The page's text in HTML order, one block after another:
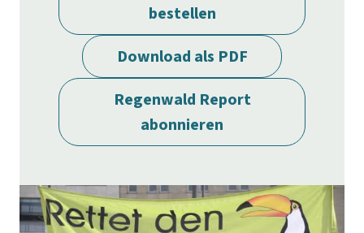
Landraub
Wilderei
Staudämme
Straßen
Zement und Beton
bestellen
Download als PDF
Regenwald Report
abonnieren